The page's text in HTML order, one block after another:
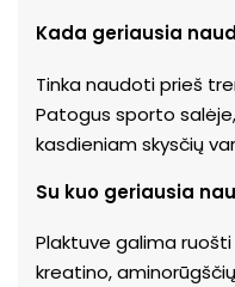
Kada geriausia
Tinka naudoti prieš
Patogus sporto
kasdieniam skysčių
Su kuo geriausia
Plaktuve galima
kreatino,